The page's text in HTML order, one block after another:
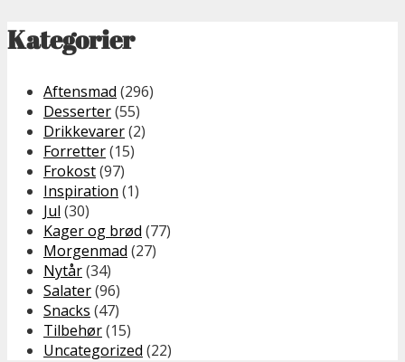
Kategorier
Aftensmad (296)
Desserter(55)
Drikkevarer(2)
Forretter(15)
Frokost(97)
Inspiration (1)
Jul (30)
Kager og brød (77)
Morgenmad (27)
Nytår(34)
Salater(96)
Snacks (47)
Tilbehør(15)
Uncategorized (22)